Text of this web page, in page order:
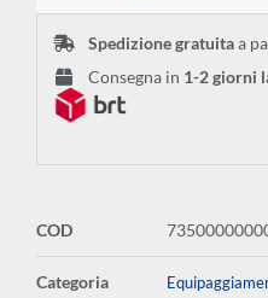
Spedizione gratuitaa
Consegna in 1-2 giorni
COD
Categoria